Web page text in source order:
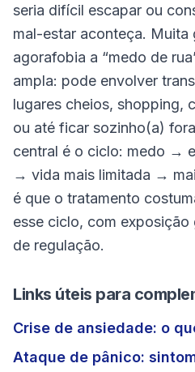
seria difícil escapar ou
mal-estar aconteça. Muita
agorafobia a “medo de
ampla: pode envolver
lugares cheios, shopping,
ou até ficar sozinho(a)
central é o ciclo: medo →
→ vida mais limitada →
é que o tratamento
esse ciclo, com exposição
de regulação.
Links úteis para
Crise de ansiedade: o
Ataque de pânico: